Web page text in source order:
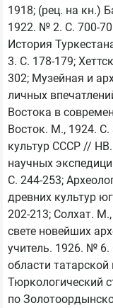
1918; (рец. на кн.)
1922. № 2. С. 700-
История
3. С. 178-179;
302; Музейная и
личных
Востока в
Восток. М., 1924. С.
культур СССР //
научных
С. 244-253;
древних культур
202-213; Солхат.
свете новейших
учитель. 1926. №
области
Тюркологический
по